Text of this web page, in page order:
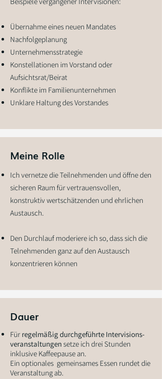
Übernahme eines neuen Mandates
Nachfolgeplanung
Unternehmensstrategie
Konstellationen im Vorstand oder
Aufsichtsrat/Beirat
Konflikte im Familienunternehmen
Unklare Haltung des Vorstandes
Meine Rolle
Ich vernetze die Teilnehmenden und öffne den
sicheren Raum für vertrauensvollen,
konstruktiv wertschätzenden und ehrlichen
Austausch.
Den Durchlauf moderiere ich so, dass sich die
Telnehmenden ganz auf den Austausch
konzentrieren können
Dauer
Für regelmäßig durchgeführte Intervisions-
veranstaltungen setze ich drei Stunden
inklusive Kaffeepause an.
Ein optionales gemeinsames Essen rundet die
Veranstaltung ab.